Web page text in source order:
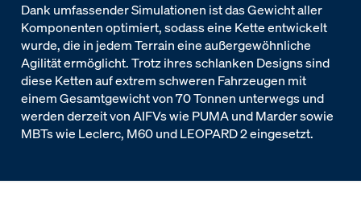
Dank umfassender Simulationen ist das Gewicht aller
Komponenten optimiert, sodass eine Kette entwickelt
wurde, die in jedem Terrain eine außergewöhnliche
Agilität ermöglicht. Trotz ihres schlanken Designs sind
diese Ketten auf extrem schweren Fahrzeugen mit
einem Gesamtgewicht von 70 Tonnen unterwegs und
werden derzeit von AIFVs wie PUMA und Marder sowie
MBTs wie Leclerc, M60 und LEOPARD 2 eingesetzt.